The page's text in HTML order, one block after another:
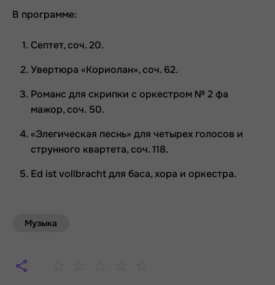
В программе:
Септет, соч. 20.
Увертюра «Кориолан», соч. 62.
Романс для скрипки с оркестром № 2 фа
мажор, соч. 50.
«Элегическая песнь» для четырех голосов и
струнного квартета, соч. 118.
Ed ist vollbracht для баса, хора и оркестра.
Музыка